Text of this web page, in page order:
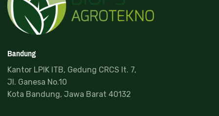
Bandung
Kantor LPIK ITB, Gedung CRCS lt. 7,
Jl. Ganesa No.10
Kota Bandung, Jawa Barat 40132